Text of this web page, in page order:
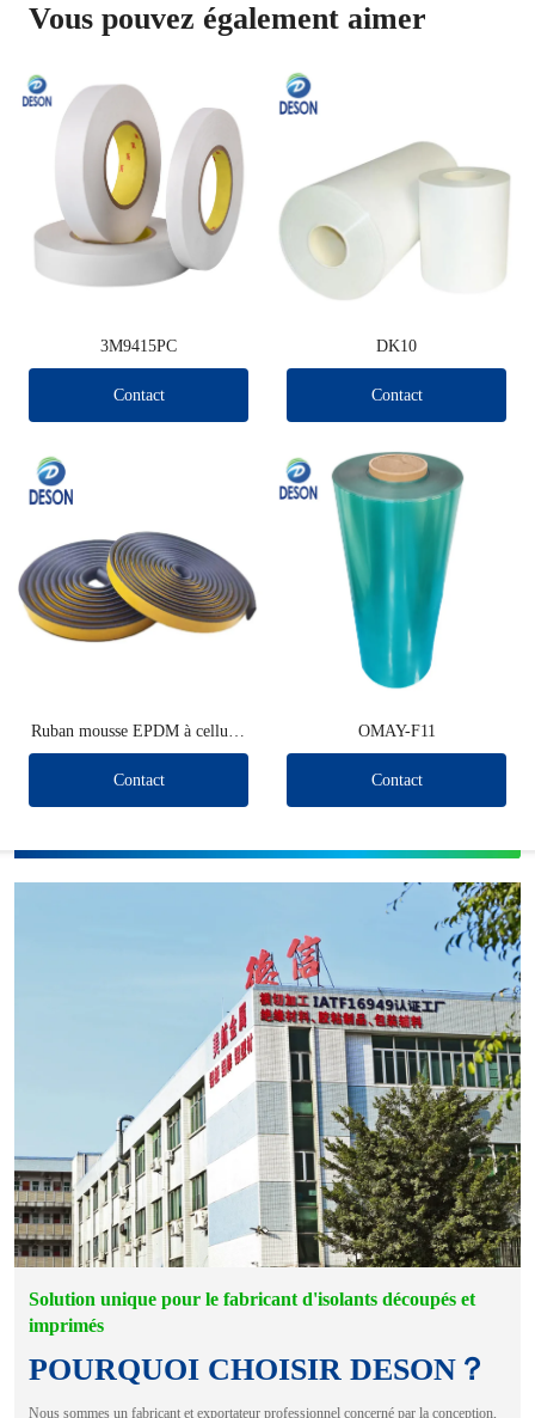
Vous pouvez également aimer
3M9415PC
Contact
DK10
Contact
Ruban mousse EPDM à cellules
ouvertes/fermées
Contact
OMAY-F11
Contact
Solution unique pour le fabricant d'isolants découpés et
imprimés
POURQUOI CHOISIR DESON？
Nous sommes un fabricant et exportateur professionnel concerné par la conception,